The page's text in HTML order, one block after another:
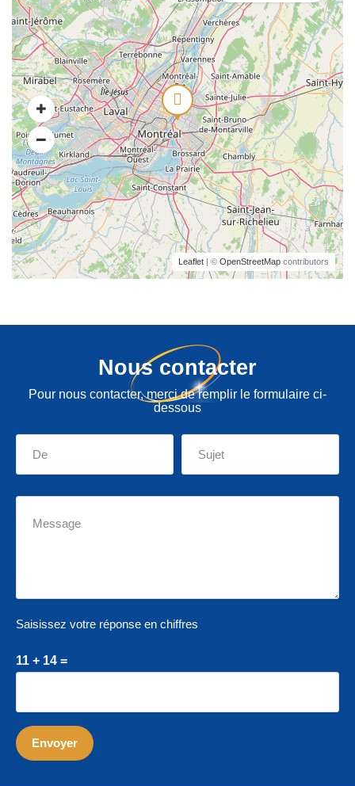
Leaflet | © OpenStreetMap contributors
Nous contacter
Pour nous contacter, merci de remplir le formulaire ci-
dessous
Saisissez votre réponse en chiffres
11 + 14 =